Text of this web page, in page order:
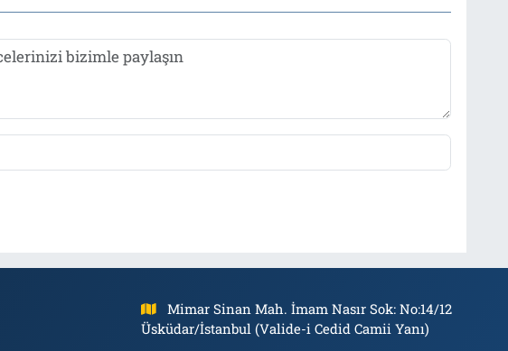
Mimar Sinan Mah. İmam Nasır Sok: No:14/12
Üsküdar/İstanbul (Valide-i Cedid Camii Yanı)